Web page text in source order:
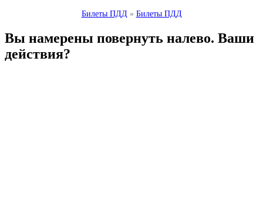
Билеты ПДД » Билеты ПДД
Вы намерены повернуть налево. Ваши
действия?